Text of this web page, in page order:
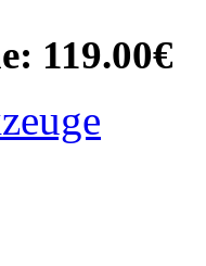
119.00€